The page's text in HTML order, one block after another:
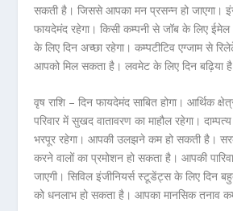
सकती है। जिससे आपका मन प्रसन्न हो जाएगा।
फायदेमंद रहेगा। किसी कम्पनी से जॉब के लिए
के लिए दिन अच्छा रहेगा। कम्पटीटिव एग्जाम से
आपको मिल सकता है। लवमेट के लिए दिन बढ़िया
वृष राशि – दिन फायदेमंद साबित होगा। आर्थिक
परिवार में सुखद वातावरण का माहौल रहेगा।
भरपूर रहेगा। आपकी उलझने कम हो सकती है।
करने वालों का प्रमोशन हो सकता है। आपकी
जाएगी। सिविल इंजीनियर्स स्टूडेंट्स के लिए दिन
को धनलाभ हो सकता है। आपका मानसिक तनाव